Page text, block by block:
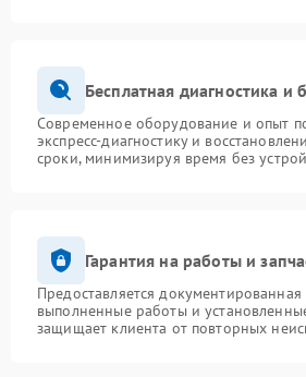
Бесплатная диагностика
Современное оборудование и опыт
экспресс-диагностику и
сроки, минимизируя время без
Гарантия на работы и
Предоставляется документированная
выполненные работы и
защищает клиента от повторных